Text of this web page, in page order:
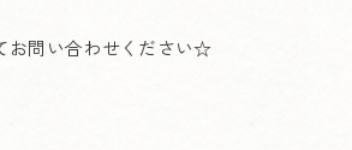
お問い合わせください☆